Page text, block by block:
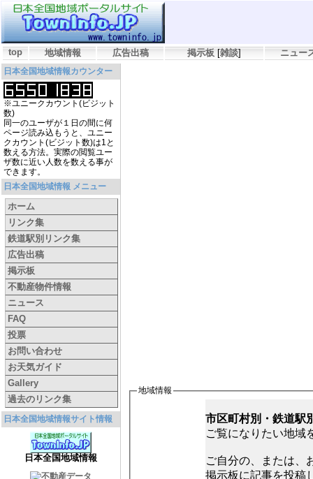
top 地域情報 広告出稿 掲示板 [雑談] ニュー
日本全国地域情報カウンター
※ユニークカウント(ビジット
数)
同一のユーザが１日の間に何
ページ読み込もうと、ユニー
クカウント(ビジット数)は1と
数える方法。実際の閲覧ユー
ザ数に近い人数を数える事が
できます。
日本全国地域情報 メニュー
ホーム
リンク集
鉄道駅別リンク集
広告出稿
掲示板
不動産物件情報
ニュース
FAQ
投票
お問い合わせ
お天気ガイド
Gallery
過去のリンク集
日本全国地域情報サイト情報
日本全国地域情報
地域情報
市区町村別・鉄道駅
ご覧になりたい地域
ご自分の、または、